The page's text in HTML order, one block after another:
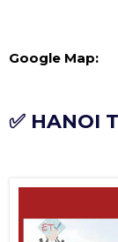
Google Map:
✅ HANOI